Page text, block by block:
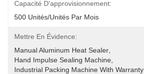
Capacité D'approvisionnement:
500 Unités/unités Par Mois
Mettre En Évidence:
Manual Aluminum Heat Sealer
Hand Impulse Sealing Machine
Industrial Packing Machine With Warranty